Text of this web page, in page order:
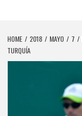
HOME 2018 MAYO 7
TURQUÍA